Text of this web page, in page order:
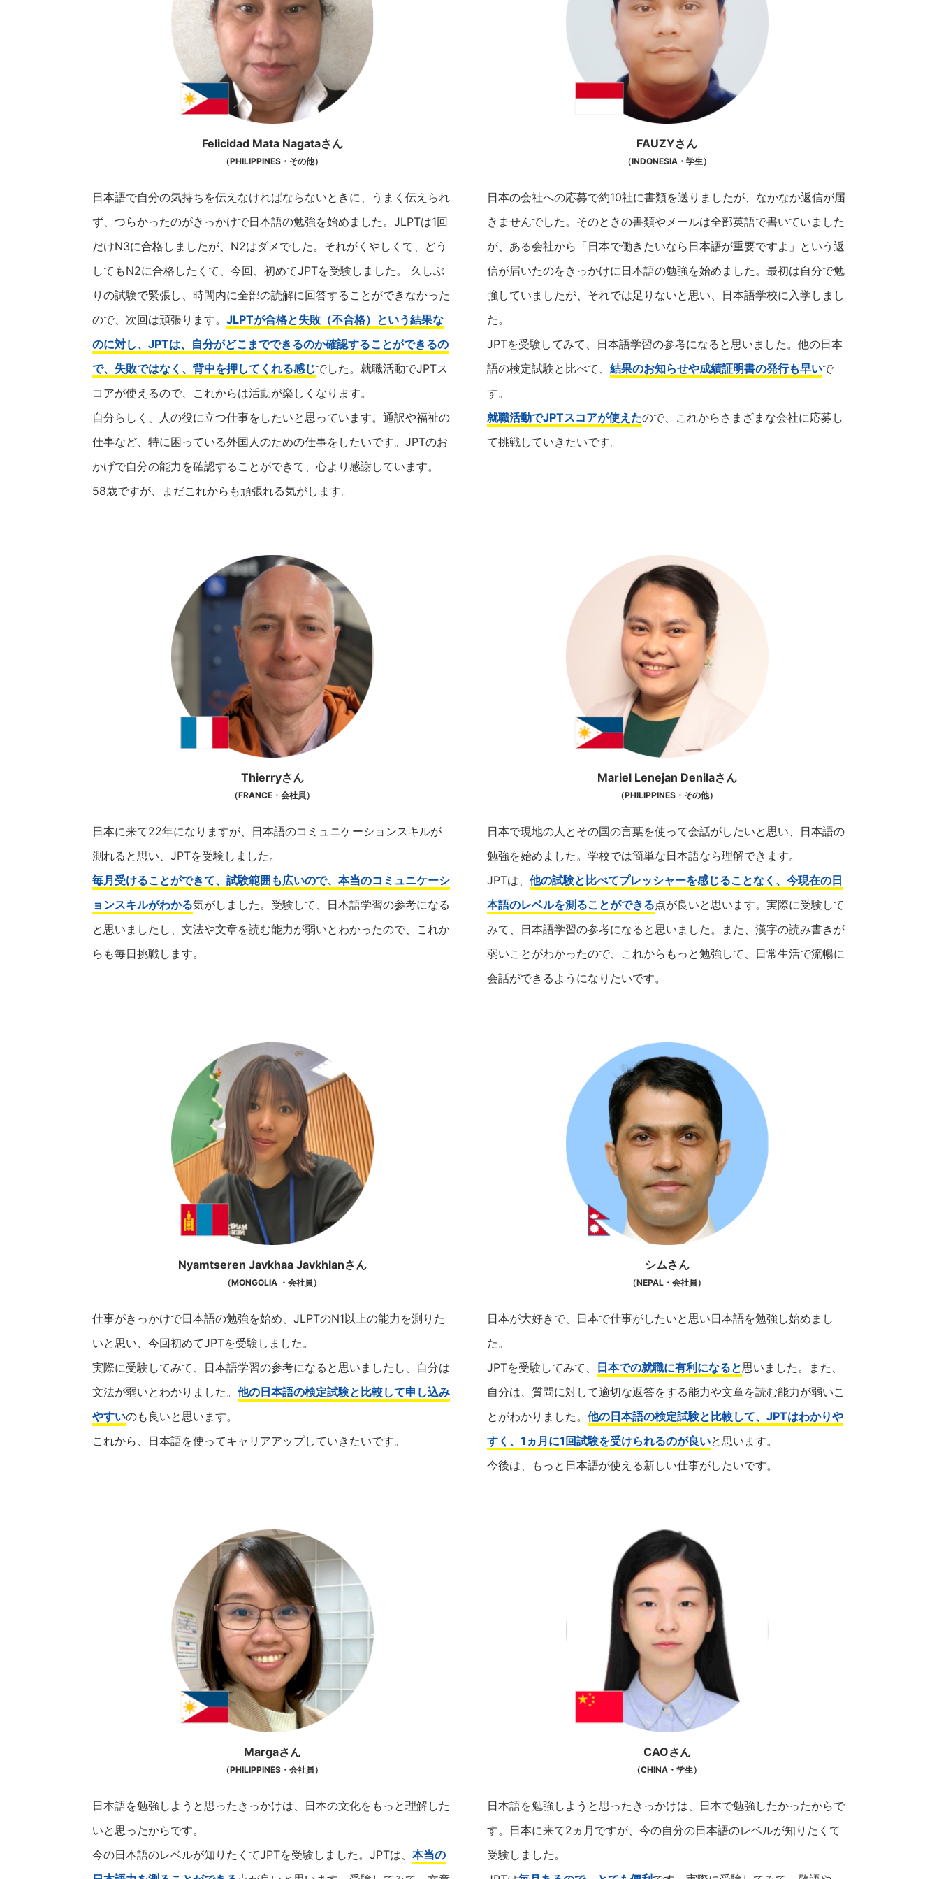
Felicidad Mata Nagataさん
（PHILIPPINES・その他）
日本語で自分の気持ちを伝えなければならないときに、うまく伝えられ
ず、つらかったのがきっかけで日本語の勉強を始めました。JLPTは1回
だけN3に合格しましたが、N2はダメでした。それがくやしくて、どう
してもN2に合格したくて、今回、初めてJPTを受験しました。 久しぶ
りの試験で緊張し、時間内に全部の読解に回答することができなかった
ので、次回は頑張ります。 JLPTが合格と失敗（不合格）という結果な
のに対し、JPTは、自分がどこまでできるのか確認することができるの
で、失敗ではなく、背中を押してくれる感じでした。就職活動でJPTス
コアが使えるので、これからは活動が楽しくなります。
自分らしく、人の役に立つ仕事をしたいと思っています。通訳や福祉の
仕事など、特に困っている外国人のための仕事をしたいです。JPTのお
かげで自分の能力を確認することができて、心より感謝しています。
58歳ですが、まだこれからも頑張れる気がします。
FAUZYさん
（INDONESIA・学生）
日本の会社への応募で約10社に書類を送りましたが、なかなか返信が届
きませんでした。そのときの書類やメールは全部英語で書いていました
が、ある会社から「日本で働きたいなら日本語が重要ですよ」という返
信が届いたのをきっかけに日本語の勉強を始めました。最初は自分で勉
強していましたが、それでは足りないと思い、日本語学校に入学しまし
た。
JPTを受験してみて、日本語学習の参考になると思いました。他の日本
語の検定試験と比べて、 結果のお知らせや成績証明書の発行も早いで
す。
就職活動でJPTスコアが使えたので、これからさまざまな会社に応募し
て挑戦していきたいです。
Thierryさん
（FRANCE・会社員）
日本に来て22年になりますが、日本語のコミュニケーションスキルが
測れると思い、JPTを受験しました。
毎月受けることができて、試験範囲も広いので、本当のコミュニケーシ
ョンスキルがわかる気がしました。受験して、日本語学習の参考になる
と思いましたし、文法や文章を読む能力が弱いとわかったので、これか
らも毎日挑戦します。
Mariel Lenejan Denilaさん
（PHILIPPINES・その他）
日本で現地の人とその国の言葉を使って会話がしたいと思い、日本語の
勉強を始めました。学校では簡単な日本語なら理解できます。
JPTは、 他の試験と比べてプレッシャーを感じることなく、今現在の日
本語のレベルを測ることができる点が良いと思います。実際に受験して
みて、日本語学習の参考になると思いました。また、漢字の読み書きが
弱いことがわかったので、これからもっと勉強して、日常生活で流暢に
会話ができるようになりたいです。
Nyamtseren Javkhaa Javkhlanさん
（MONGOLIA ・会社員）
仕事がきっかけで日本語の勉強を始め、JLPTのN1以上の能力を測りた
いと思い、今回初めてJPTを受験しました。
実際に受験してみて、日本語学習の参考になると思いましたし、自分は
文法が弱いとわかりました。 他の日本語の検定試験と比較して申し込み
やすいのも良いと思います。
これから、日本語を使ってキャリアアップしていきたいです。
シムさん
（NEPAL・会社員）
日本が大好きで、日本で仕事がしたいと思い日本語を勉強し始めまし
た。
JPTを受験してみて、
日本での就職に有利になると思いました。また、
自分は、質問に対して適切な返答をする能力や文章を読む能力が弱いこ
とがわかりました。 他の日本語の検定試験と比較して、JPTはわかりや
すく、1ヵ月に1回試験を受けられるのが良いと思います。
今後は、もっと日本語が使える新しい仕事がしたいです。
Margaさん
（PHILIPPINES・会社員）
日本語を勉強しようと思ったきっかけは、日本の文化をもっと理解した
いと思ったからです。
今の日本語のレベルが知りたくてJPTを受験しました。JPTは、 本当の
CAOさん
（CHINA・学生）
日本語を勉強しようと思ったきっかけは、日本で勉強したかったからで
す。日本に来て2ヵ月ですが、今の自分の日本語のレベルが知りたくて
受験しました。